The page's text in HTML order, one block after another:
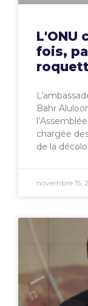
L'ONU
fois,
Bahr
chargée
de la
novembre 15,